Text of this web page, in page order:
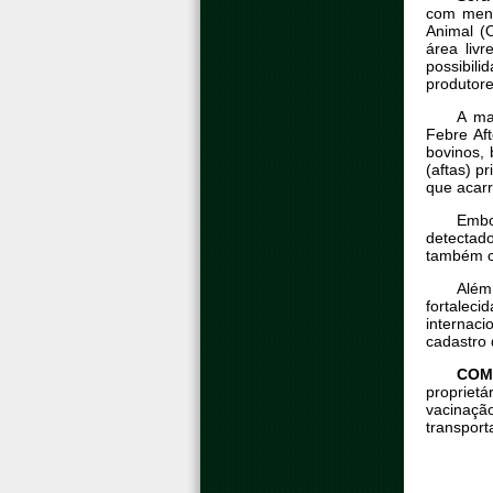
com
Animal
área
A
Febre
bovinos,
(aftas)
que
também
cadastro